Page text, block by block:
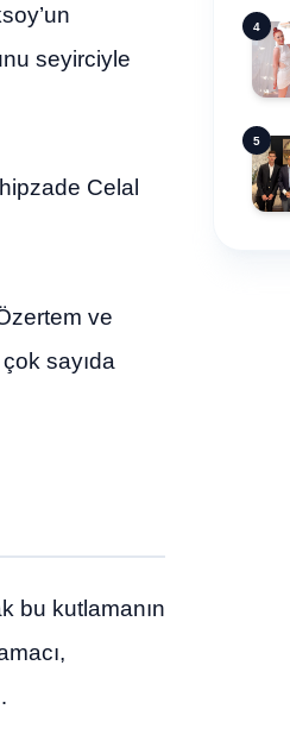
seyirciyle
Celal
ve
sayıda
bu kutlamanın
4
5